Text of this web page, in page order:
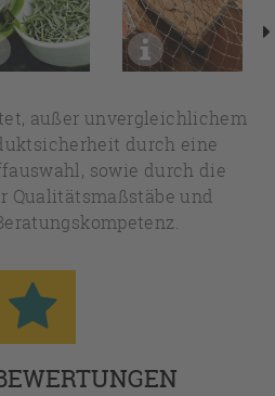
außer unvergleichlichem
durch eine
sowie durch die
Qualitätsmaßstäbe und